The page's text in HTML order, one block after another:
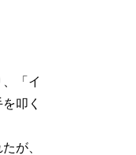
「イ
叩く
が、